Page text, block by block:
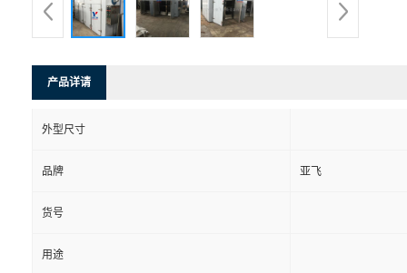
产品详请
外型尺寸
品牌 亚飞
货号
用途